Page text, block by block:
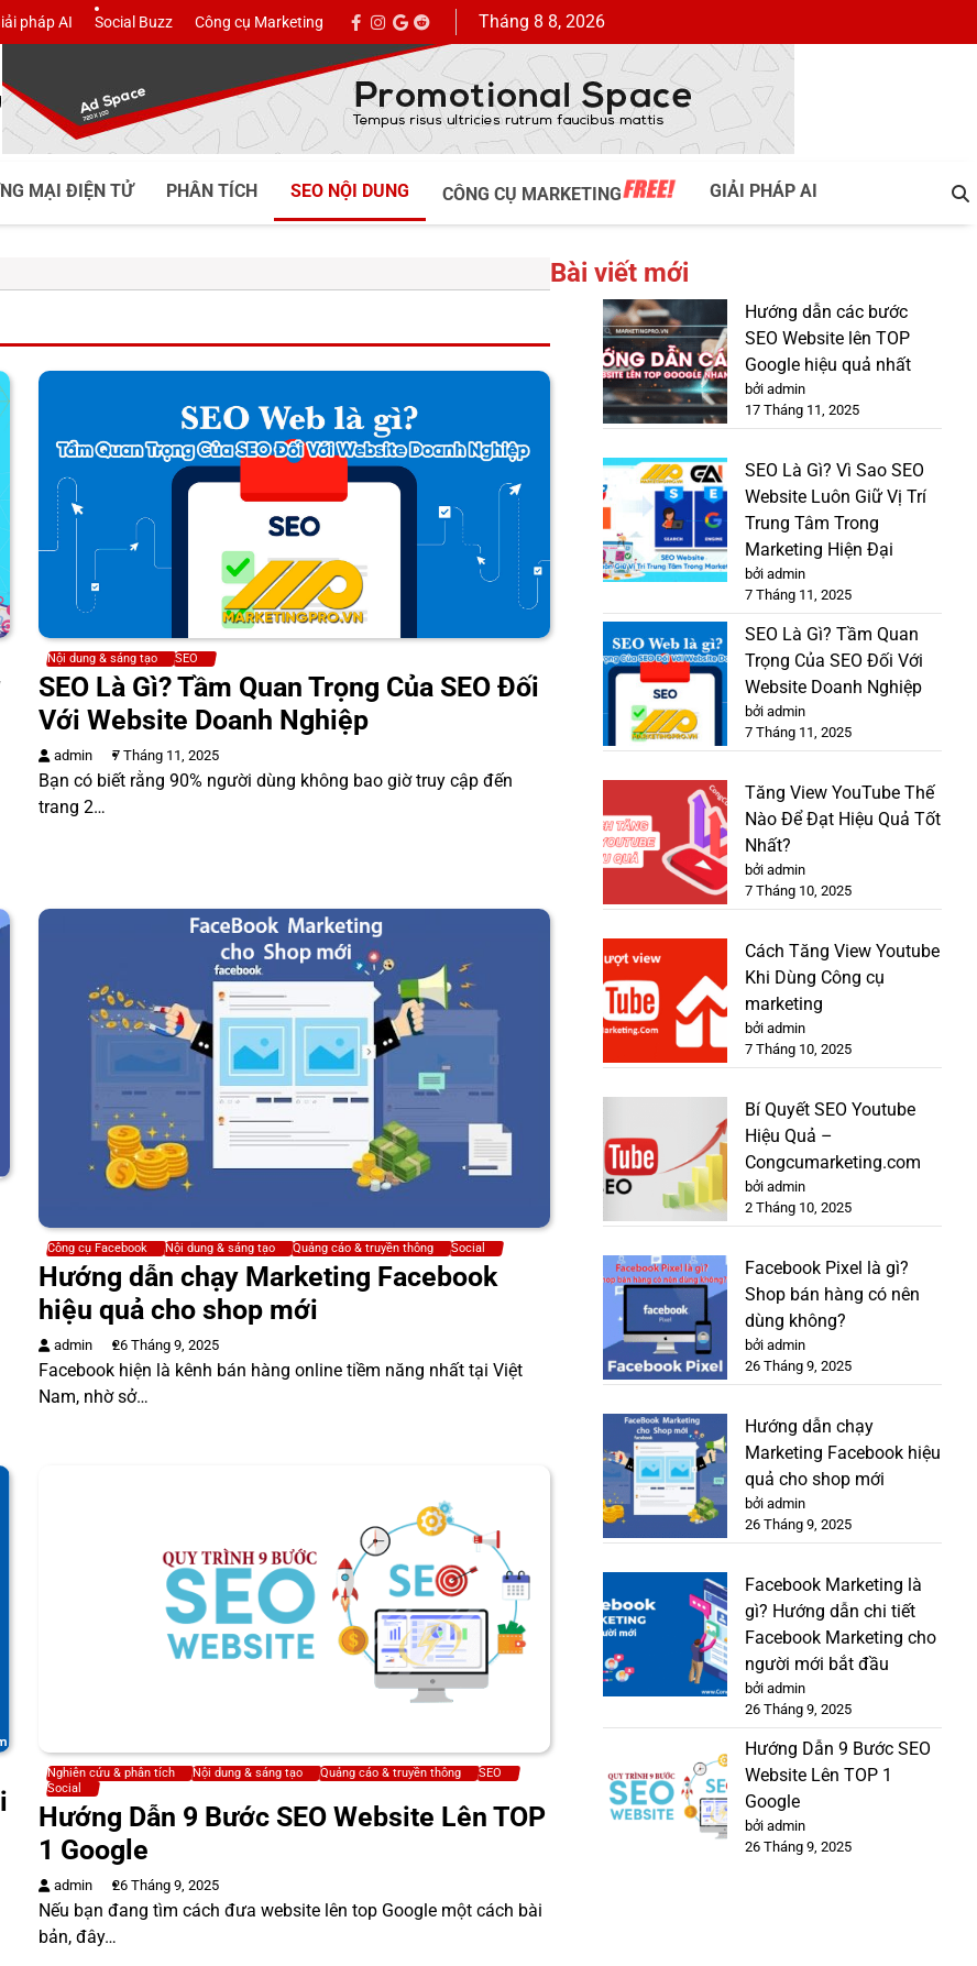
pháp AI Social Buzz Công cụ Marketing
facebook
instagram
googleredditBài
mới
Tháng 8 8, 2026
MẠI ĐIỆN TỬ PHÂN TÍCH SEO NỘI DUNG CÔNG CỤ MARKETING GIẢI PHÁP AI
Nội dung & sáng tạo SEO
SEO Là Gì? Tầm Quan Trọng Của SEO Đối
Với Website Doanh Nghiệp
admin 7 Tháng 11, 2025
Bạn có biết rằng 90% người dùng không bao giờ truy cập đến
trang 2…
Công cụ Facebook Nội dung & sáng tạo Quảng cáo & truyền thông Social
Hướng dẫn chạy Marketing Facebook
hiệu quả cho shop mới
admin 26 Tháng 9, 2025
Facebook hiện là kênh bán hàng online tiềm năng nhất tại Việt
Nam, nhờ sở…
Nghiên cứu & phân tích Nội dung & sáng tạo Quảng cáo & truyền thông
SEO
Social
Hướng Dẫn 9 Bước SEO Website Lên TOP
1 Google
admin 26 Tháng 9, 2025
Nếu bạn đang tìm cách đưa website lên top Google một cách bài
bản, đây…
Bài viết mới
Hướng dẫn các bước
SEO Website lên TOP
Google hiệu quả nhất
bởi admin
17 Tháng 11, 2025
SEO Là Gì? Vì Sao SEO
Website Luôn Giữ Vị Trí
Trung Tâm Trong
Marketing Hiện Đại
bởi admin
7 Tháng 11, 2025
SEO Là Gì? Tầm Quan
Trọng Của SEO Đối Với
Website Doanh Nghiệp
bởi admin
7 Tháng 11, 2025
Tăng View YouTube Thế
Nào Để Đạt Hiệu Quả Tốt
Nhất?
bởi admin
7 Tháng 10, 2025
Cách Tăng View Youtube
Khi Dùng Công cụ
marketing
bởi admin
7 Tháng 10, 2025
Bí Quyết SEO Youtube
Hiệu Quả –
Congcumarketing.com
bởi admin
2 Tháng 10, 2025
Facebook Pixel là gì?
Shop bán hàng có nên
dùng không?
bởi admin
26 Tháng 9, 2025
Hướng dẫn chạy
Marketing Facebook hiệu
quả cho shop mới
bởi admin
26 Tháng 9, 2025
Facebook Marketing là
gì? Hướng dẫn chi tiết
Facebook Marketing cho
người mới bắt đầu
bởi admin
26 Tháng 9, 2025
Hướng Dẫn 9 Bước SEO
Website Lên TOP 1
Google
bởi admin
26 Tháng 9, 2025